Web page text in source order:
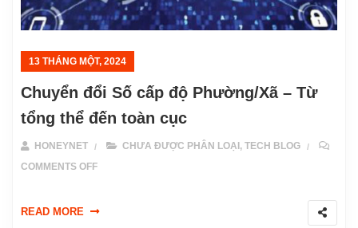
13 THÁNG MỘT, 2024
Chuyển đổi Số cấp độ Phường/Xã – Từ
tổng thể đến toàn cục
HONEYNET CHƯA ĐƯỢC PHÂN LOẠI , TECH BLOG
COMMENTS OFF
READ MORE